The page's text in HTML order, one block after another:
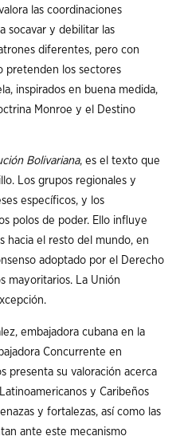
las coordinaciones
socavar y debilitar las
diferentes, pero con
pretenden los sectores
inspirados en buena medida,
Monroe y el Destino
n Bolivariana, es el texto que
Los grupos regionales y
específicos, y los
polos de poder. Ello influye
hacia el resto del mundo, en
adoptado por el Derecho
mayoritarios. La Unión
embajadora cubana en la
Concurrente en
presenta su valoración acerca
y Caribeños
y fortalezas, así como las
ante este mecanismo